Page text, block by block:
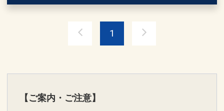
●全客室Ｗｉ－Ｆｉ完備
【２】ご結婚記念日
せください。
※下地島空港とシギラセブンマイルズリ
ゾートを運行していた、中央交通株式会
す。（シギラセブンマイルズリゾートに
は停車しません）
※総合予約センター ０５７０－５５０－
1
【ご案内・ご注意】